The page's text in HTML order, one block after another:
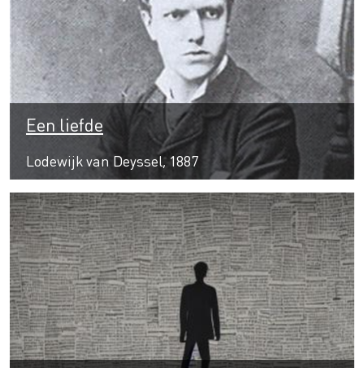
Een liefde
Lodewijk van Deyssel, 1887